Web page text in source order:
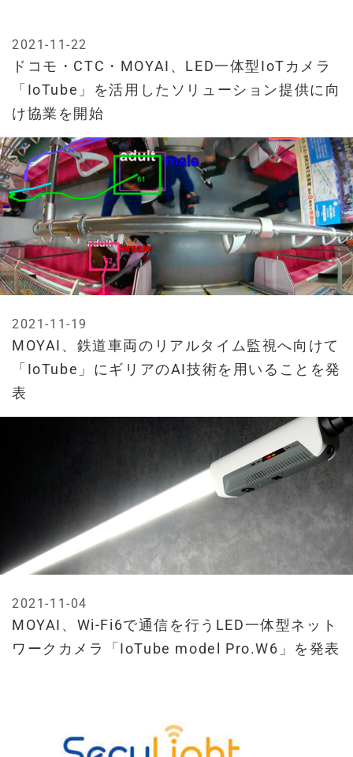
ドコモ・CTC・MOYAI、LED一体型IoTカメラ
「IoTube」を活用したソリューション提供に向
け協業を開始
2021-11-22
MOYAI、鉄道車両のリアルタイム監視へ向けて
「IoTube」にギリアのAI技術を用いることを発
表
2021-11-19
MOYAI、Wi-Fi6で通信を行うLED一体型ネット
ワークカメラ「IoTube model Pro.W6」を発表
2021-11-04